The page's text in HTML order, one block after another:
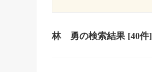
林 勇の検索結果 [40件]